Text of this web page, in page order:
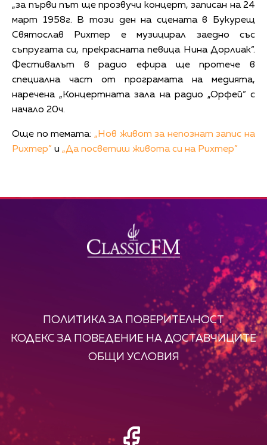
„за първи път ще прозвучи концерт, записан на 24
март 1958г. В този ден на сцената в Букурещ
Святослав Рихтер е музицирал заедно със
съпругата си, прекрасната певица Нина Дорлиак“.
Фестивалът в радио ефира ще протече в
специална част от програмата на медията,
наречена „Концертната зала на радио „Орфей“ с
начало 20ч.
Още по темата: „Нов живот за непознат запис на
Рихтер” и „Да посветиш живота си на Рихтер”
ПОЛИТИКА ЗА ПОВЕРИТЕЛНОСТ
КОДЕКС ЗА ПОВЕДЕНИЕ НА ДОСТАВЧИЦИТЕ
ОБЩИ УСЛОВИЯ